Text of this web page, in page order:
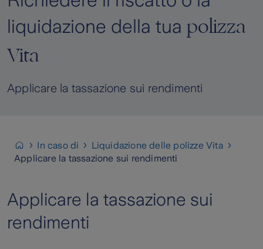
liquidazione della tua polizza
Vita
Applicare la tassazione sui rendimenti
In caso di
Liquidazione delle polizze Vita
Applicare la tassazione sui rendimenti
Applicare la tassazione sui
rendimenti